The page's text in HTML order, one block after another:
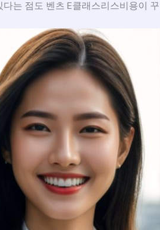
는 점도 벤츠 E클래스리스비용이